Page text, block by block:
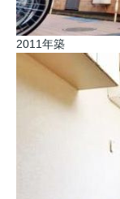
2011年築